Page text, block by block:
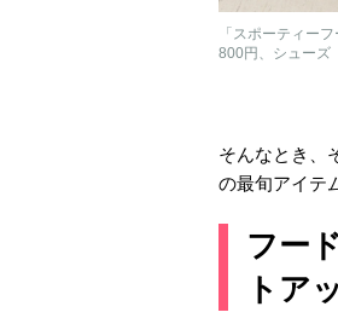
「スポーティー
800円、シューズ
そんなとき、
の最旬アイテ
フー
トア